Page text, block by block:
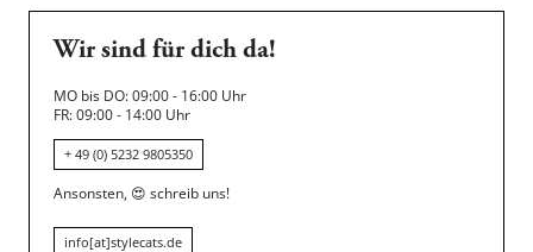
Wir sind für dich da!
MO bis DO: 09:00 - 16:00 Uhr
FR: 09:00 - 14:00 Uhr
+ 49 (0) 5232 9805350
Ansonsten, 😍 schreib uns!
info[at]stylecats.de